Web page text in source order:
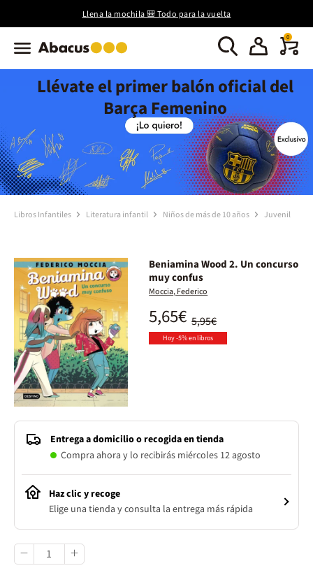
Llena la mochila 🎒 Todo para la vuelta
0
Llévate el primer balón oficial del
Barça Femenino
Libros Infantiles Literatura infantil Niños de más de 10 años Juvenil
Beniamina Wood 2. Un concurso
muy confus
Moccia, Federico
5,95€
5,65€
Hoy -5% en libros
Entrega a domicilio o recogida en tienda
Compra ahora y lo recibirás miércoles 12 agosto
Haz clic y recoge
Elige una tienda y consulta la entrega más rápida